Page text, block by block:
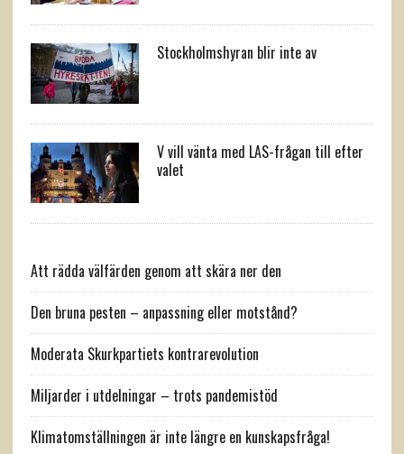
Stockholmshyran blir inte av
V vill vänta med LAS-frågan till efter
valet
Att rädda välfärden genom att skära ner den
Den bruna pesten – anpassning eller motstånd?
Moderata Skurkpartiets kontrarevolution
Miljarder i utdelningar – trots pandemistöd
Klimatomställningen är inte längre en kunskapsfråga!